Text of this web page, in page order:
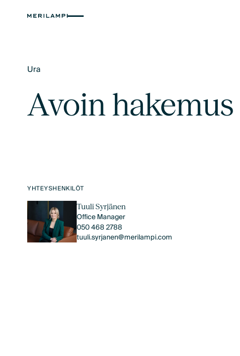
Ura
Avoin hakemus
YHTEYSHENKILÖT
Tuuli Syrjänen
Office Manager
050 468 2788
tuuli.syrjanen@merilampi.com